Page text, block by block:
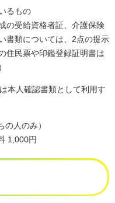
るもの
受給資格者証、介護保険
書類については、2点の提示
住民票や印鑑登録証明書は
本人確認書類として利用す
人のみ）
1,000円